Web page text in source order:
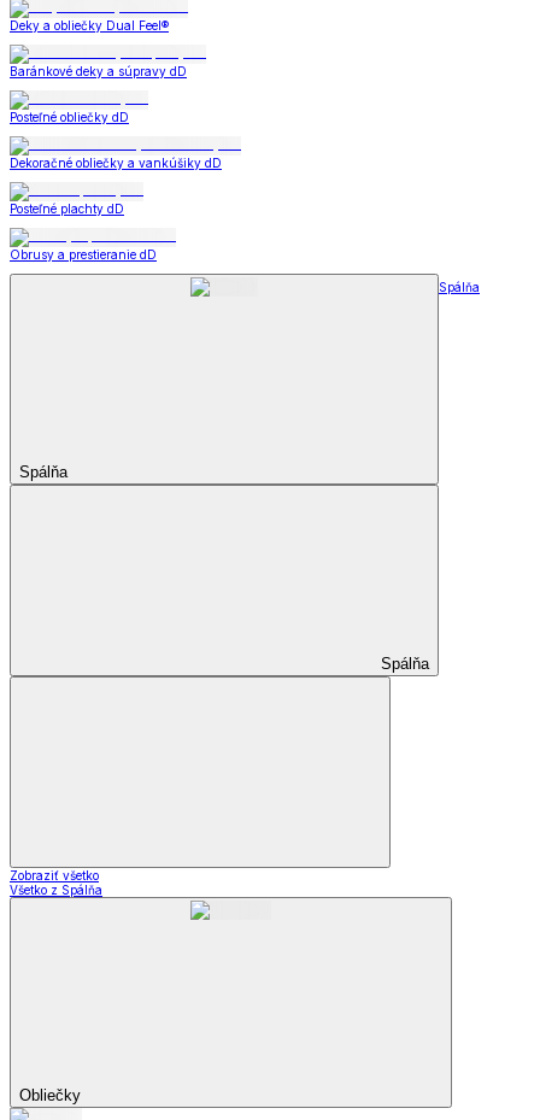
Deky a obliečky Dual Feel®
Baránkové deky a súpravy dD
Posteľné obliečky dD
Dekoračné obliečky a vankúšiky dD
Posteľné plachty dD
Obrusy a prestieranie dD
Spálňa
Spálňa
Spálňa
Zobraziť všetko
Všetko z Spálňa
Obliečky